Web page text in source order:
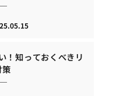
！知っておくべきリ
策